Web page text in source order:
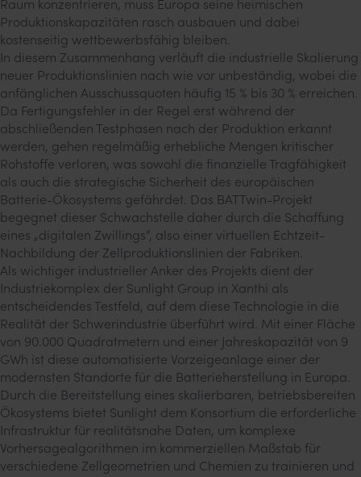
Raum konzentrieren, muss Europa seine heimischen
Produktionskapazitäten rasch ausbauen und dabei
kostenseitig wettbewerbsfähig bleiben.
In diesem Zusammenhang verläuft die industrielle Skalierung
neuer Produktionslinien nach wie vor unbeständig, wobei die
anfänglichen Ausschussquoten häufig 15 % bis 30 % erreichen.
Da Fertigungsfehler in der Regel erst während der
abschließenden Testphasen nach der Produktion erkannt
werden, gehen regelmäßig erhebliche Mengen kritischer
Rohstoffe verloren, was sowohl die finanzielle Tragfähigkeit
als auch die strategische Sicherheit des europäischen
Batterie-Ökosystems gefährdet. Das BATTwin-Projekt
begegnet dieser Schwachstelle daher durch die Schaffung
eines „digitalen Zwillings“, also einer virtuellen Echtzeit-
Nachbildung der Zellproduktionslinien der Fabriken.
Als wichtiger industrieller Anker des Projekts dient der
Industriekomplex der Sunlight Group in Xanthi als
entscheidendes Testfeld, auf dem diese Technologie in die
Realität der Schwerindustrie überführt wird. Mit einer Fläche
von 90.000 Quadratmetern und einer Jahreskapazität von 9
GWh ist diese automatisierte Vorzeigeanlage einer der
modernsten Standorte für die Batterieherstellung in Europa.
Durch die Bereitstellung eines skalierbaren, betriebsbereiten
Ökosystems bietet Sunlight dem Konsortium die erforderliche
Infrastruktur für realitätsnahe Daten, um komplexe
Vorhersagealgorithmen im kommerziellen Maßstab für
verschiedene Zellgeometrien und Chemien zu trainieren und